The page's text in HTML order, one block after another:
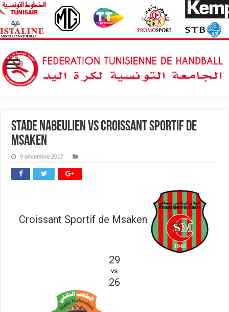
Stade Nabeulien vs Croissant Sportif de
Msaken
9 décembre 2017
Croissant Sportif de Msaken
29
vs
26